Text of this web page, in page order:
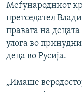
Меѓународниот
претседател
правата на
улога во
деца во Русија.
„Имаше